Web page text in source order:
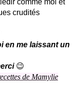
comme moi et
crudités
en me laissant un
😉
de Mamylie